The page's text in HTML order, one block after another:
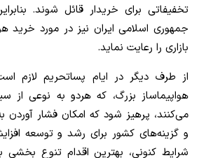
تخفیفاتی برای خریدار قائل شوند.
جمهوری اسلامی ایران نیز در مورد خرید
بازاری را رعایت نماید.
از طرف دیگر در ایام پساتحریم لازم
هواپیماساز بزرگ، که هردو به نوعی از
می‌کنند، پرهیز شود که امکان فشار آوردن
و گزینه‌های کشور برای رشد و توسعه
شرایط کنونی، بهترین اقدام تنوع